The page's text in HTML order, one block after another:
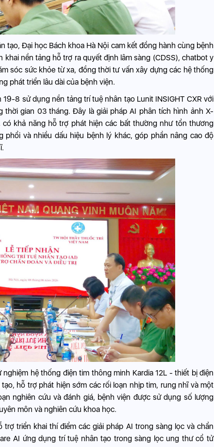
tạo, Đại học Bách khoa Hà Nội cam kết đồng hành cùng bệnh
nền tảng hỗ trợ ra quyết định lâm sàng (CDSS), chatbot y
sóc sức khỏe từ xa, đồng thời tư vấn xây dựng các hệ thống
phát triển lâu dài của bệnh viện.
8 sử dụng nền tảng trí tuệ nhân tạo Lunit INSIGHT CXR với
gian 03 tháng. Đây là giải pháp AI phân tích hình ảnh X-
khả năng hỗ trợ phát hiện các bất thường như tổn thương
phổi và nhiều dấu hiệu bệnh lý khác, góp phần nâng cao độ
hệ thống điện tim thông minh Kardia 12L - thiết bị điện
hỗ trợ phát hiện sớm các rối loạn nhịp tim, rung nhĩ và một
nghiên cứu và đánh giá, bệnh viện được sử dụng số lượng
môn và nghiên cứu khoa học.
triển khai thí điểm các giải pháp AI trong sàng lọc và chẩn
AI ứng dụng trí tuệ nhân tạo trong sàng lọc ung thư cổ tử